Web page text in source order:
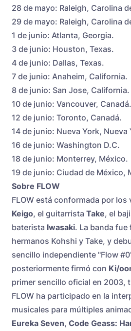
28 de mayo: Raleigh, Carolina
29 de mayo: Raleigh, Carolina
1 de junio: Atlanta, Georgia.
3 de junio: Houston, Texas.
4 de junio: Dallas, Texas.
7 de junio: Anaheim, California.
8 de junio: San Jose, California.
10 de junio: Vancouver, Canadá.
12 de junio: Toronto, Canadá.
14 de junio: Nueva York, Nueva
16 de junio: Washington D.C.
18 de junio: Monterrey, México.
19 de junio: Ciudad de México,
Sobre FLOW
FLOW está conformada por los
Keigo, el guitarrista Take, el
baterista Iwasaki. La banda
hermanos Kohshi y Take, y
sencillo independiente "Flow
posteriormente firmó con Ki/
primer sencillo oficial en 2003,
FLOW ha participado en la
musicales para múltiples
Eureka Seven, Code Geass: